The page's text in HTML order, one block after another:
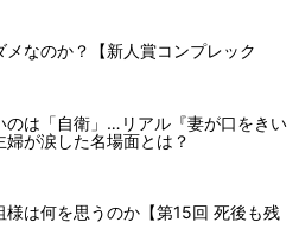
メなのか？【新人賞コンプレック
のは「自衛」…リアル『妻が口をきい
が涙した名場面とは？
様は何を思うのか【第15回 死後も残